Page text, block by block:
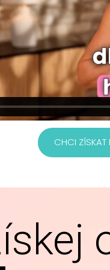
CHCI ZÍSKAT